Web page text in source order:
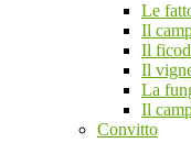
Le
Il
Il
Il
La
Il
Convitto